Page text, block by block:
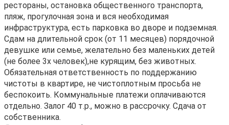
рестораны, остановка общественного транспорта,
пляж, прогулочная зона и вся необходимая
инфраструктура, есть парковка во дворе и подземная.
Сдам на длительной срок (от 11 месяцев) порядочной
девушке или семье, желательно без маленьких детей
(не более 3х человек),не курящим, без животных.
Обязательная ответственность по поддержанию
чистоты в квартире, не чистоплотным просьба не
беспокоить. Коммунальные платежи оплачиваются
отдельно. Залог 40 т.р., можно в рассрочку. Сдача от
собственника.